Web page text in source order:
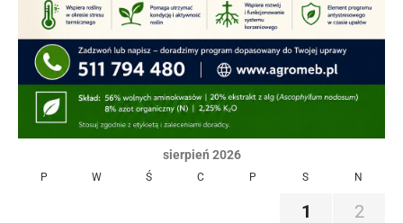
sierpień 2026
P W Ś C P S N
1
2